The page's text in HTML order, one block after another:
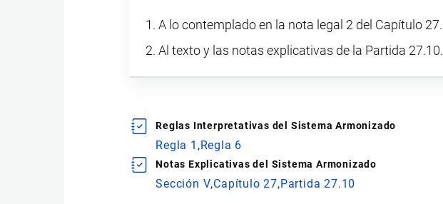
A lo contemplado en la nota legal 2 del Capítulo 27.
Al texto y las notas explicativas de la Partida 27.10.
Reglas Interpretativas del Sistema Armonizado
Regla 1 Regla 6
Notas Explicativas del Sistema Armonizado
Sección V Capítulo 27 Partida 27.10